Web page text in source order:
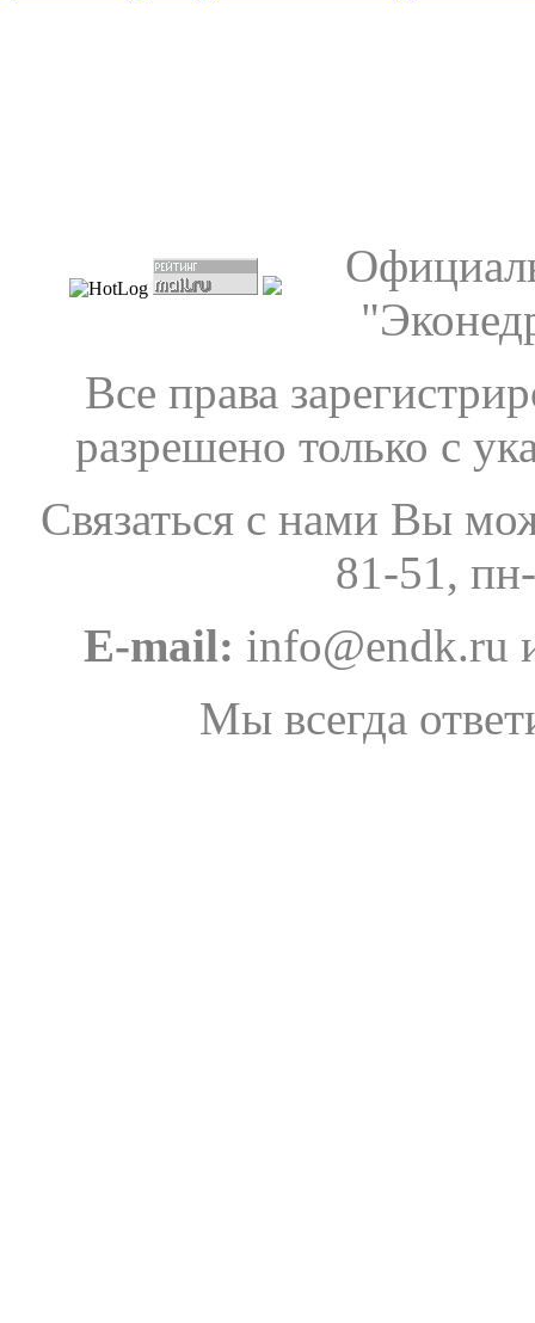
Все права
разрешено только с
Связаться с нами Вы
81-51,
E-mail: info@endk.ru
Мы всегда